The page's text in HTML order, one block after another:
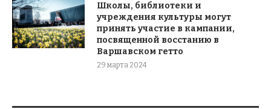
Школы, библиотеки и
учреждения культуры могут
принять участие в кампании,
посвященной восстанию в
Варшавском гетто
29 марта 2024